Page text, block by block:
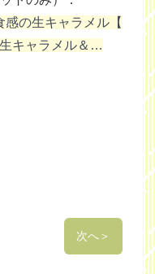
の生キャラメル【
キャラメル＆…
次へ＞